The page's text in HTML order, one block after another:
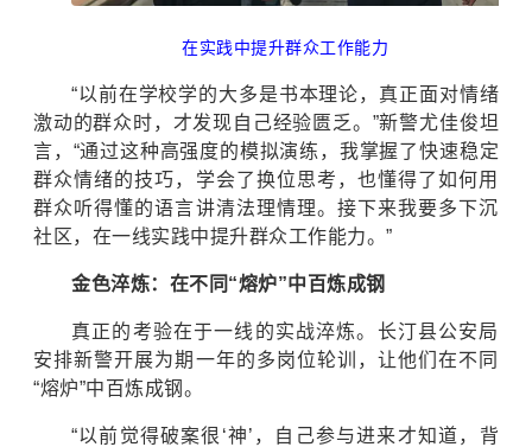
在实践中提升群众工作能力
“以前在学校学的大多是书本理论，真正面对情绪
激动的群众时，才发现自己经验匮乏。”新警尤佳俊坦
言，“通过这种高强度的模拟演练，我掌握了快速稳定
群众情绪的技巧，学会了换位思考，也懂得了如何用
群众听得懂的语言讲清法理情理。接下来我要多下沉
社区，在一线实践中提升群众工作能力。”
金色淬炼：在不同“熔炉”中百炼成钢
真正的考验在于一线的实战淬炼。长汀县公安局
安排新警开展为期一年的多岗位轮训，让他们在不同
“熔炉”中百炼成钢。
“以前觉得破案很‘神’，自己参与进来才知道，背